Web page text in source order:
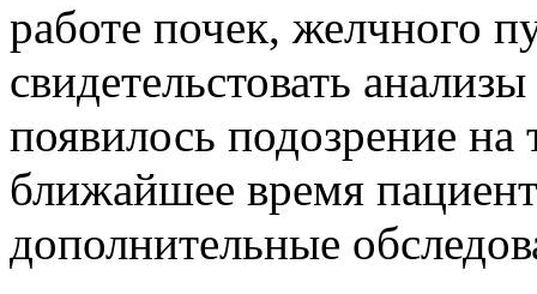
работе почек, желчного
свидетельстовать
появилось подозрение
ближайшее время
дополнительные